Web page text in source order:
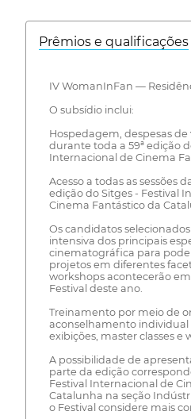
Prêmios e qualificações
IV WomanInFan —
O subsídio inclui:
Hospedagem, despesas
durante toda a 59ª edição
Internacional de Cinema
Acesso a todas as sessões
edição do Sitges - Festival
Cinema Fantástico da
Os candidatos
intensiva dos principais
cinematográfica para
projetos em diferentes
workshops acontecerão
Festival deste ano.
Treinamento por meio de
aconselhamento individual
exibições, master classes e
A possibilidade de
parte da edição
Festival Internacional de
Catalunha na seção
o Festival considere mais